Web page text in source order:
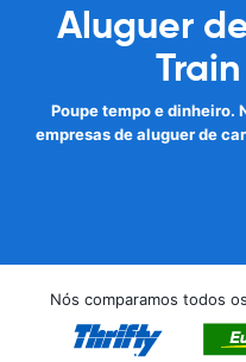
Aluguer
Poupe tempo e dinheiro.
empresas de aluguer de
Nós comparamos todos